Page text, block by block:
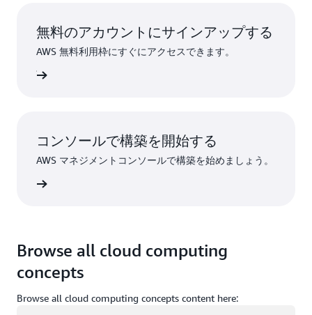
無料のアカウントにサインアップする
AWS 無料利用枠にすぐにアクセスできます。
コンソールで構築を開始する
AWS マネジメントコンソールで構築を始めましょう。
Browse all cloud computing
concepts
Browse all cloud computing concepts content here: